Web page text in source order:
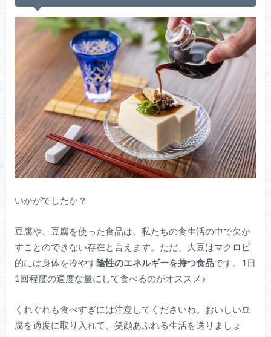
いかがでしたか？
豆腐や、豆腐を使った食品は、私たちの食生活の中で欠か
すことのできない存在と言えます。ただ、大豆はマクロビ
的には身体を冷やす陰性のエネルギーを持つ食品です。1日
1回程度の適度な量にして食べるのがオススメ♪
くれぐれも食べすぎには注意してくださいね。おいしい豆
腐を適度に取り入れて、笑顔あふれる生活を送りましょ